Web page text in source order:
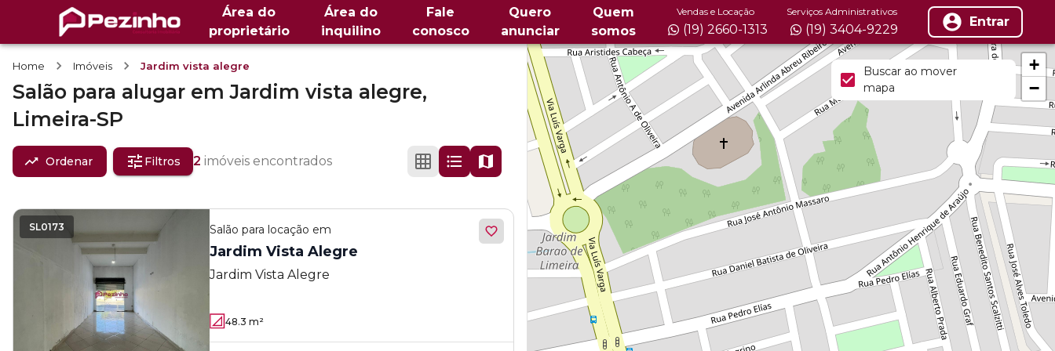
Área do
proprietário
Área do
inquilino
Fale
conosco
Quero
anunciar
Quem
somos
Vendas e Locação
(19) 2660-1313
Serviços Administrativos
(19) 3404-9229 Entrar
Home Imóveis Jardim vista alegre
Salão para alugar emJardim vista alegre,
Limeira-SP
Ordenar Filtros 2 imóveis encontrados
SL0173 Salão para locação em
Jardim Vista Alegre
Jardim Vista Alegre
48.3 m²
+
−
Buscar ao mover
mapa